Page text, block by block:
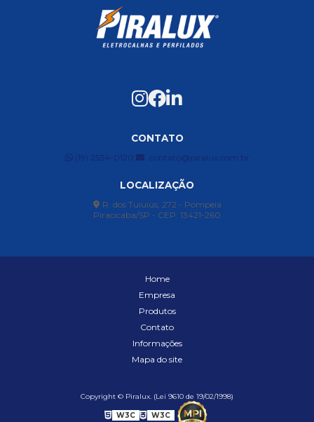
CONTATO
(19) 2534-0120 contato@piralux.com.br
LOCALIZAÇÃO
R. dos Tuiuiús, 272 - Pompeia
Piracicaba/SP - CEP: 13421-260
Home
Empresa
Produtos
Contato
Informações
Mapa do site
Copyright © Piralux. (Lei 9610 de 19/02/1998)
W3C W3C